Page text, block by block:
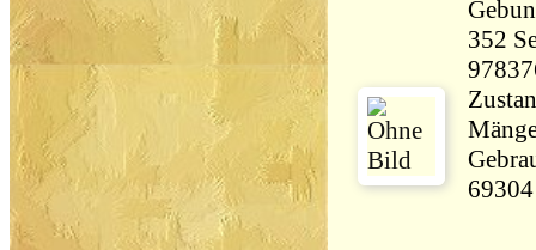
352 Seiten
69304